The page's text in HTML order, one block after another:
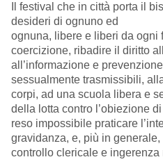
Il festival che in città porta il
desideri di ognuno ed
ognuna, libere e liberi da ogni
coercizione, ribadire il diritto
all’informazione e
sessualmente trasmissibili,
corpi, ad una scuola libera e
della lotta contro l’obiezione
reso impossibile praticare
gravidanza, e, più in
controllo clericale e